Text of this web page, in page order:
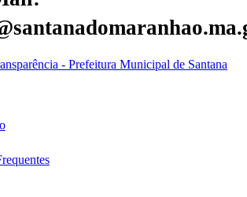
- Prefeitura Municipal de Santana